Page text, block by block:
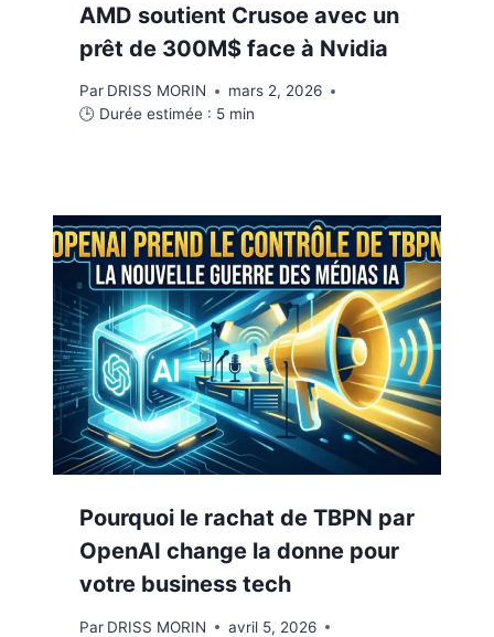
AMD soutient Crusoe avec un
prêt de 300M$ face à Nvidia
Par DRISS MORIN
mars 2, 2026
🕒 Durée estimée : 5 min
Pourquoi le rachat de TBPN par
OpenAI change la donne pour
votre business tech
Par DRISS MORIN
avril 5, 2026